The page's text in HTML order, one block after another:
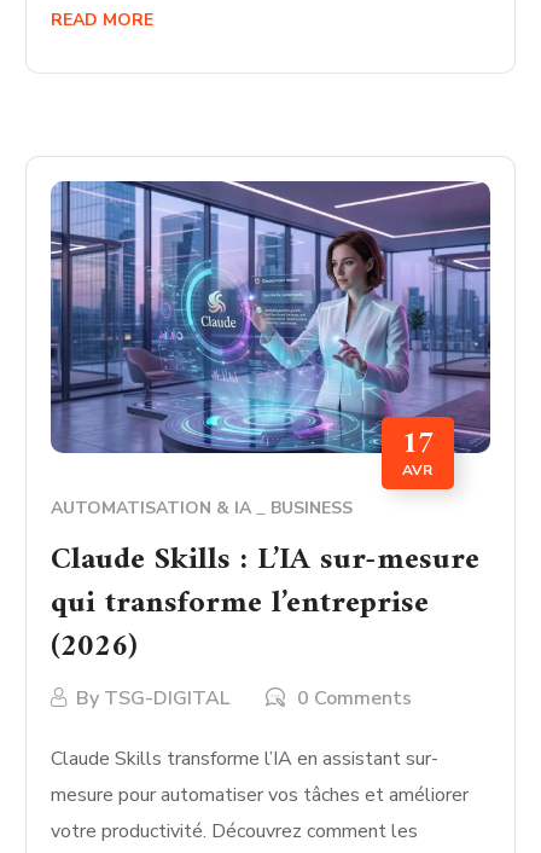
READ MORE
17
AVR
AUTOMATISATION & IA BUSINESS
Claude Skills : L’IA sur-mesure
qui transforme l’entreprise
(2026)
By TSG-DIGITAL 0 Comments
Claude Skills transforme l’IA en assistant sur-
mesure pour automatiser vos tâches et améliorer
votre productivité. Découvrez comment les